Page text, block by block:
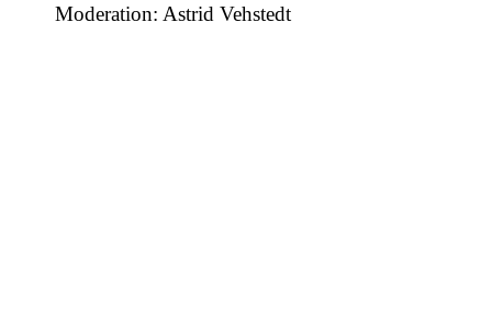
Moderation: Astrid Vehstedt